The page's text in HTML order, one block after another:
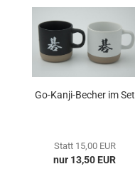
Go-Kanji-Becher im Set
Statt 15,00 EUR
nur 13,50 EUR